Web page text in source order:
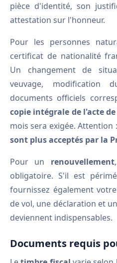
pièce d'identité, son
attestation sur l'honneur.
Pour les personnes
certificat de nationalité
Un changement de
veuvage, modification
documents officiels
copie intégrale de l'acte
mois sera exigée. Attention :
sont plus acceptés par la
Pour un renouvellement
obligatoire. S'il est
fournissez également
de vol, une déclaration et
deviennent indispensables.
Documents requis